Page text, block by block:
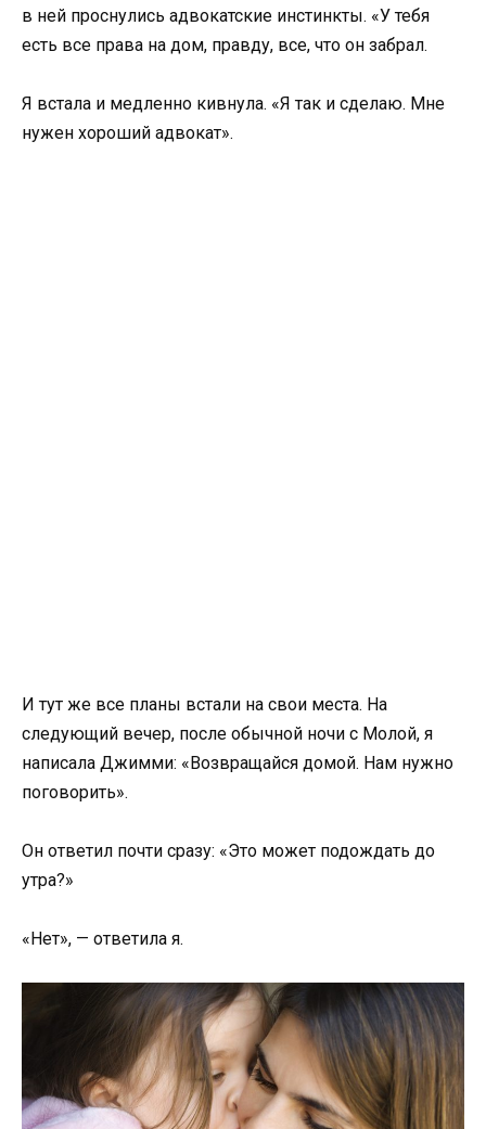
в ней проснулись адвокатские инстинкты. «У тебя
есть все права на дом, правду, все, что он забрал.
Я встала и медленно кивнула. «Я так и сделаю. Мне
нужен хороший адвокат».
И тут же все планы встали на свои места. На
следующий вечер, после обычной ночи с Молой, я
написала Джимми: «Возвращайся домой. Нам нужно
поговорить».
Он ответил почти сразу: «Это может подождать до
утра?»
«Нет», — ответила я.